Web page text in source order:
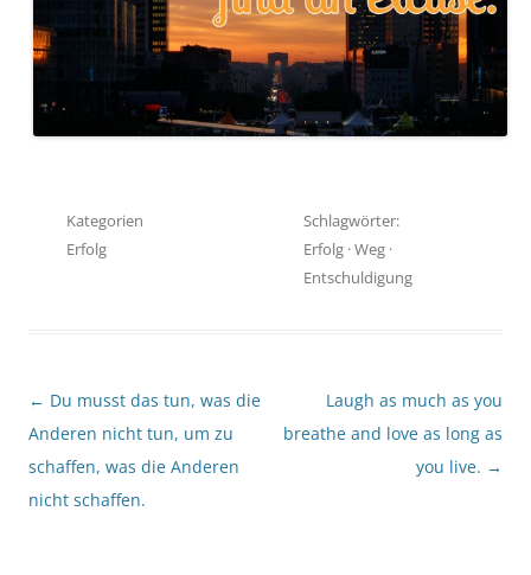
Kategorien
Erfolg
Schlagwörter:
Erfolg ·Weg ·
Entschuldigung
Beitragsnavigation
← Du musst das tun, was die
Anderen nicht tun, um zu
schaffen, was die Anderen
nicht schaffen.
Laugh as much as you
breathe and love as long as
you live. →